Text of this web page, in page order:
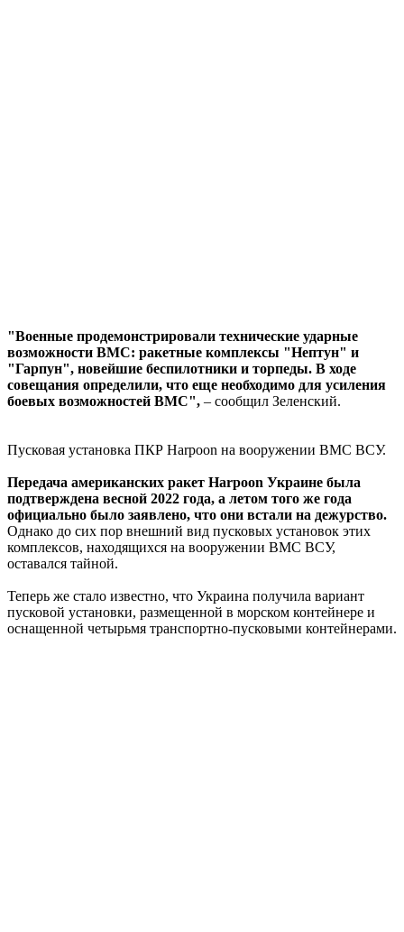
"Военные продемонстрировали технические ударные
возможности ВМС: ракетные комплексы "Нептун" и
"Гарпун", новейшие беспилотники и торпеды. В ходе
совещания определили, что еще необходимо для усиления
боевых возможностей ВМС", – сообщил Зеленский.
Пусковая установка ПКР Harpoon на вооружении ВМС ВСУ.
Передача американских ракет Harpoon Украине была
подтверждена весной 2022 года, а летом того же года
официально было заявлено, что они встали на дежурство.
Однако до сих пор внешний вид пусковых установок этих
комплексов, находящихся на вооружении ВМС ВСУ,
оставался тайной.
Теперь же стало известно, что Украина получила вариант
пусковой установки, размещенной в морском контейнере и
оснащенной четырьмя транспортно-пусковыми контейнерами.